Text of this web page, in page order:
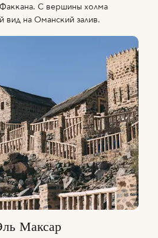
С вершины холма
вид на Оманский залив.
Максар